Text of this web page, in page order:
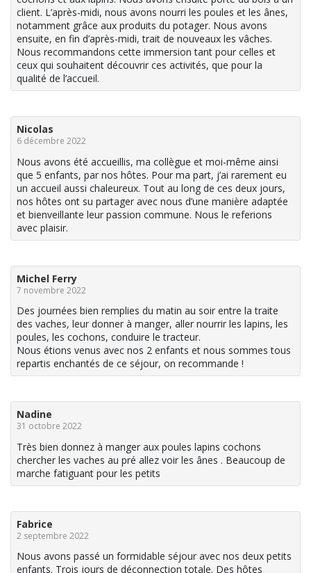
client. L’après-midi, nous avons nourri les poules et les ânes,
notamment grâce aux produits du potager. Nous avons
ensuite, en fin d’après-midi, trait de nouveaux les vâches.
Nous recommandons cette immersion tant pour celles et
ceux qui souhaitent découvrir ces activités, que pour la
qualité de l’accueil.
Nicolas
6 décembre 2022
Nous avons été accueillis, ma collègue et moi-même ainsi
que 5 enfants, par nos hôtes. Pour ma part, j’ai rarement eu
un accueil aussi chaleureux. Tout au long de ces deux jours,
nos hôtes ont su partager avec nous d’une manière adaptée
et bienveillante leur passion commune. Nous le referions
avec plaisir.
Michel Ferry
7 novembre 2022
Des journées bien remplies du matin au soir entre la traite
des vaches, leur donner à manger, aller nourrir les lapins, les
poules, les cochons, conduire le tracteur.
Nous étions venus avec nos 2 enfants et nous sommes tous
repartis enchantés de ce séjour, on recommande !
Nadine
31 octobre 2022
Très bien donnez à manger aux poules lapins cochons
chercher les vaches au pré allez voir les ânes . Beaucoup de
marche fatiguant pour les petits
Fabrice
2 septembre 2022
Nous avons passé un formidable séjour avec nos deux petits
enfants. Trois jours de déconnection totale. Des hôtes